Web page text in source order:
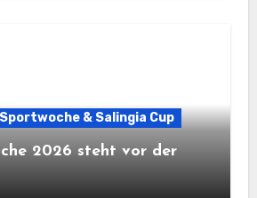
Sportwoche & Salingia Cup
2026 steht vor der